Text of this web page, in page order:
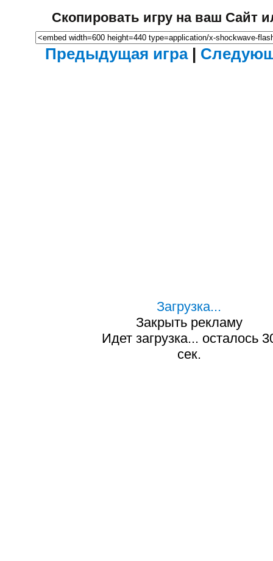
Загрузка...
Закрыть рекламу
Идет загрузка... осталось
сек.
Скопировать игру на ваш Сайт
Предыдущая игра|